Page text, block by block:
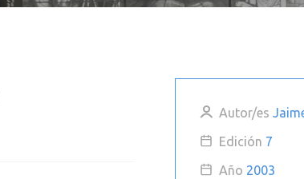
Autor/es
Edición 7
Año 2003